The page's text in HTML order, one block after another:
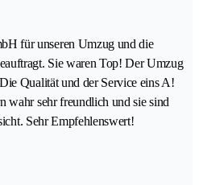
für unseren Umzug und die
Sie waren Top! Der Umzug
Qualität und der Service eins A!
wahr sehr freundlich und sie sind
Sehr Empfehlenswert!